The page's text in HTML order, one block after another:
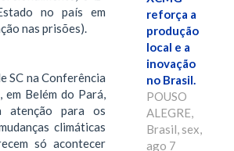
no país em
nas prisões).
SC na Conferência
em Belém do Pará,
atenção para os
climáticas
só acontecer
reforça a
produção
local e a
inovação
no Brasil.
POUSO
ALEGRE,
Brasil, sex,
ago 7